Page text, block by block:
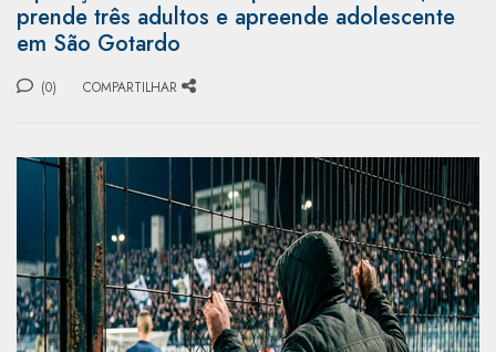
prende três adultos e apreende adolescente
em São Gotardo
(0) COMPARTILHAR